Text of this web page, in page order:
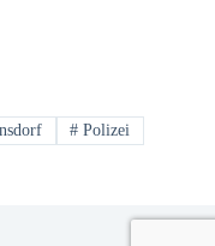
# Polizei